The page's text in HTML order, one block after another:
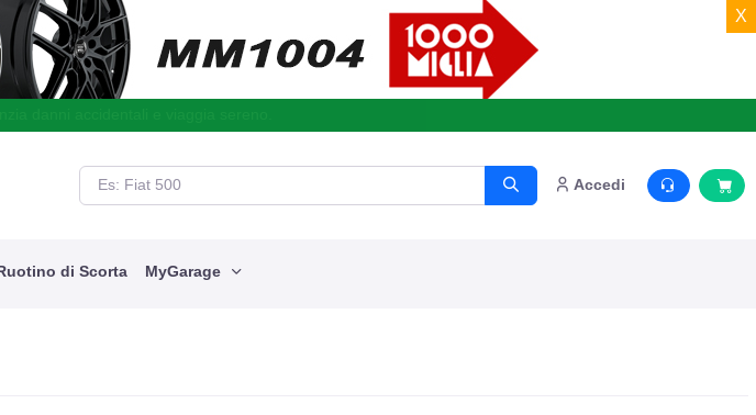
X
Accedi
di Scorta MyGarage